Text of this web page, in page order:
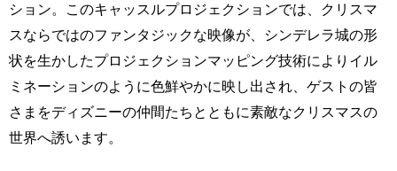
ション。このキャッスルプロジェクションでは、クリスマ
スならではのファンタジックな映像が、シンデレラ城の形
状を生かしたプロジェクションマッピング技術によりイル
ミネーションのように色鮮やかに映し出され、ゲストの皆
さまをディズニーの仲間たちとともに素敵なクリスマスの
世界へ誘います。